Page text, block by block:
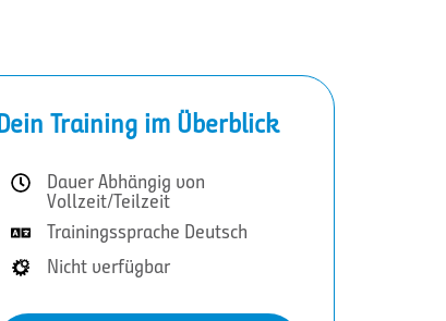
Training im Überblick
Dauer Abhängig von
Vollzeit/Teilzeit
Trainingssprache Deutsch
Nicht verfügbar